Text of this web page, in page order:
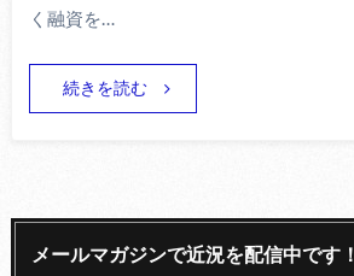
く融資を…
続きを読む
メールマガジンで近況を配信中です！